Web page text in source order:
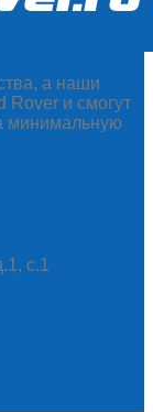
а наши
Rover и смогут
минимальную
с.1